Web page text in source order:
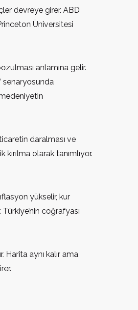
devreye girer. ABD
Üniversitesi
anlamına gelir.
senaryosunda
daralması ve
olarak tanımlıyor.
yükselir, kur
coğrafyası
Harita aynı kalır ama